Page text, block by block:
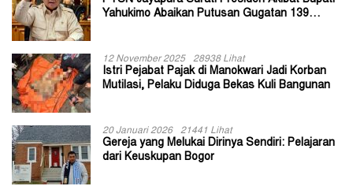
Yahukimo Abaikan Putusan Gugatan 139
12 November 2025 28938 Lihat
Istri Pejabat Pajak di Manokwari Jadi Korban
Mutilasi, Pelaku Diduga Bekas Kuli Bangunan
20 Januari 2026 21441 Lihat
Gereja yang Melukai Dirinya Sendiri: Pelajaran
dari Keuskupan Bogor